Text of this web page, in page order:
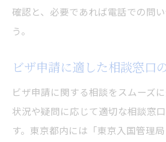
確認と、必要であれば電話での問
う。
ビザ申請に適した相談窓口
ビザ申請に関する相談をスムーズ
状況や疑問に応じて適切な相談窓
す。東京都内には「東京入国管理